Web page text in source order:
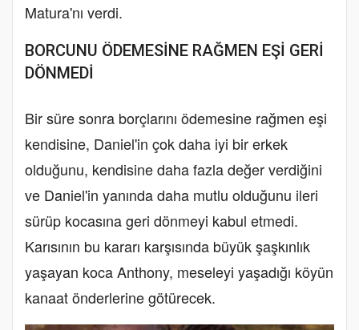
Matura'nı verdi.
BORCUNU ÖDEMESİNE RAĞMEN EŞİ GERİ
DÖNMEDİ
Bir süre sonra borçlarını ödemesine rağmen eşi
kendisine, Daniel'in çok daha iyi bir erkek
olduğunu, kendisine daha fazla değer verdiğini
ve Daniel'in yanında daha mutlu olduğunu ileri
sürüp kocasına geri dönmeyi kabul etmedi.
Karısının bu kararı karşısında büyük şaşkınlık
yaşayan koca Anthony, meseleyi yaşadığı köyün
kanaat önderlerine götürecek.